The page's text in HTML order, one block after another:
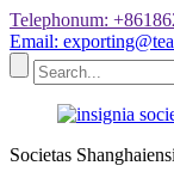
Telephonum:
Email:
Societas